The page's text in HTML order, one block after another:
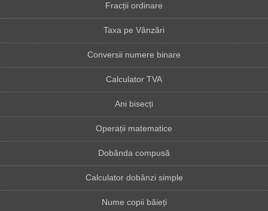
Fracții ordinare
Taxa pe Vânzări
Conversii numere binare
Calculator TVA
Ani bisecți
Operații matematice
Dobânda compusă
Calculator dobânzi simple
Nume copii băieți